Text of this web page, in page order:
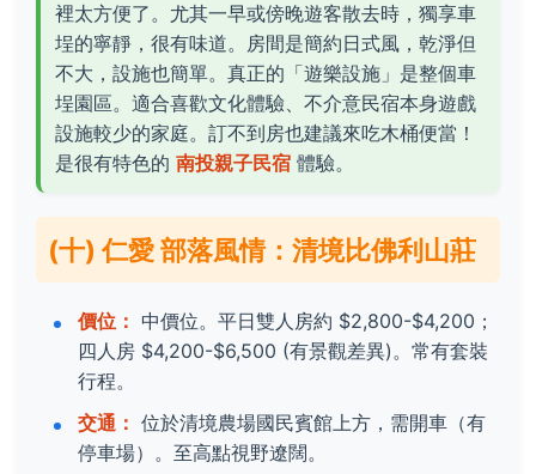
裡太方便了。尤其一早或傍晚遊客散去時，獨享車
埕的寧靜，很有味道。房間是簡約日式風，乾淨但
不大，設施也簡單。真正的「遊樂設施」是整個車
埕園區。適合喜歡文化體驗、不介意民宿本身遊戲
設施較少的家庭。訂不到房也建議來吃木桶便當！
是很有特色的 南投親子民宿 體驗。
(十) 仁愛 部落風情：清境比佛利山莊
價位： 中價位。平日雙人房約 $2,800-$4,200；
四人房 $4,200-$6,500 (有景觀差異)。常有套裝
行程。
交通： 位於清境農場國民賓館上方，需開車（有
停車場）。至高點視野遼闊。